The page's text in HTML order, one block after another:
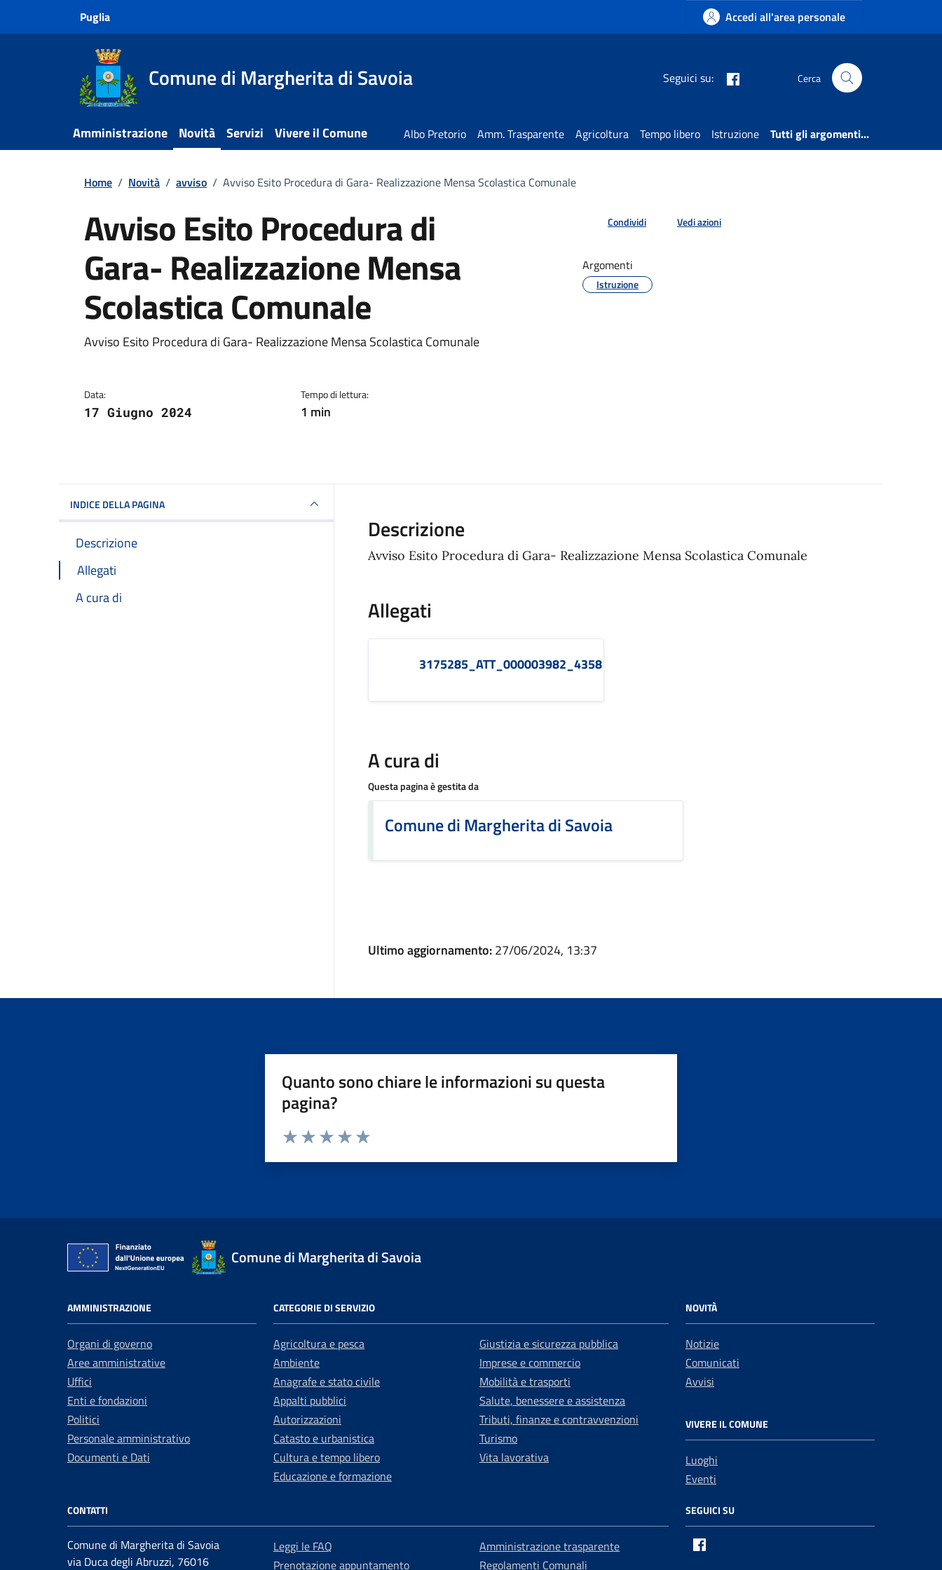
Puglia Accedi all'area personale
Comune di Margherita di Savoia Seguici su: Cerca
Amministrazione Novità Servizi Vivere il Comune Albo Pretorio Amm. Trasparente Agricoltura Tempo libero Istruzione Tutti gli argomenti...
Home / Novità / avviso / Avviso Esito Procedura di Gara- Realizzazione Mensa Scolastica Comunale
Avviso Esito Procedura di
Gara- Realizzazione Mensa
Scolastica Comunale
Dettagli della notizia
Avviso Esito Procedura di Gara- Realizzazione Mensa Scolastica Comunale
Data:
17 Giugno 2024
Tempo di lettura:
1 min
Condividi Vedi azioni
Argomenti
Istruzione
INDICE DELLA PAGINA
Descrizione
Allegati
A cura di
Descrizione
Avviso Esito Procedura di Gara- Realizzazione Mensa Scolastica Comunale
Allegati
3175285_ATT_000003982_4358
A cura di
Questa pagina è gestita da
Comune di Margherita di Savoia
Ultimo aggiornamento:27/06/2024, 13:37
Quanto sono chiare le informazioni su questa
pagina?
Comune di Margherita di Savoia
AMMINISTRAZIONE
Organi di governo
Aree amministrative
Uffici
Enti e fondazioni
Politici
Personale amministrativo
Documenti e Dati
CATEGORIE DI SERVIZIO
Agricoltura e pesca
Ambiente
Anagrafe e stato civile
Appalti pubblici
Autorizzazioni
Catasto e urbanistica
Cultura e tempo libero
Educazione e formazione
Giustizia e sicurezza pubblica
Imprese e commercio
Mobilità e trasporti
Salute, benessere e assistenza
Tributi, finanze e contravvenzioni
Turismo
Vita lavorativa
NOVITÀ
Notizie
Comunicati
Avvisi
VIVERE IL COMUNE
Luoghi
Eventi
CONTATTI
Comune di Margherita di Savoia
via Duca degli Abruzzi, 76016
Leggi le FAQ
Prenotazione appuntamento
Amministrazione trasparente
Regolamenti Comunali
SEGUICI SU